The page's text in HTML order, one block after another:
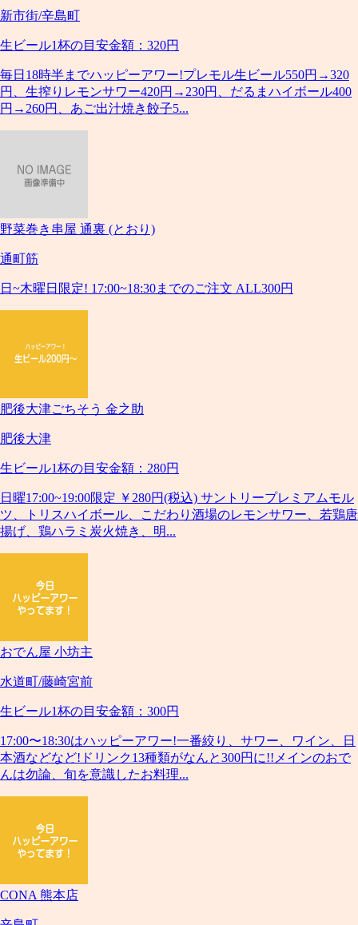
新市街/辛島町
生ビール1杯の目安金額：320円
毎日18時半までハッピーアワー!プレモル生ビール550円→320
円、生搾りレモンサワー420円→230円、だるまハイボール400
円→260円、あご出汁焼き餃子5...
野菜巻き串屋 通裏 (とおり)
通町筋
日~木曜日限定! 17:00~18:30までのご注文 ALL300円
肥後大津ごちそう 金之助
肥後大津
生ビール1杯の目安金額：280円
日曜17:00~19:00限定 ￥280円(税込) サントリープレミアムモル
ツ、トリスハイボール、こだわり酒場のレモンサワー、若鶏唐
揚げ、鶏ハラミ炭火焼き、明...
おでん屋 小坊主
水道町/藤崎宮前
生ビール1杯の目安金額：300円
17:00〜18:30はハッピーアワー!一番絞り、サワー、ワイン、日
本酒などなど!ドリンク13種類がなんと300円に!!メインのおで
んは勿論、旬を意識したお料理...
CONA 熊本店